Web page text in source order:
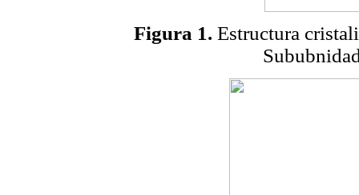
Figura 1. Estructura